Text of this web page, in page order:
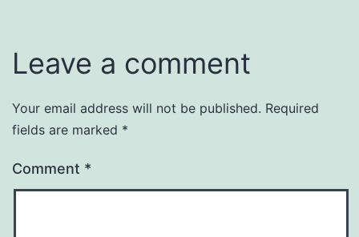
Leave a comment
Your email address will not be published. Required
fields are marked *
Comment *